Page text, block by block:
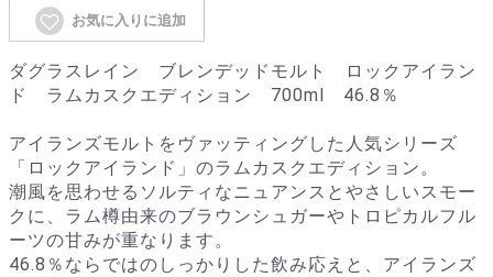
お気に入りに追加
ダグラスレイン ブレンデッドモルト ロックアイラン
ド ラムカスクエディション 700ml 46.8％
アイランズモルトをヴァッティングした人気シリーズ
「ロックアイランド」のラムカスクエディション。
潮風を思わせるソルティなニュアンスとやさしいスモー
クに、ラム樽由来のブラウンシュガーやトロピカルフル
ーツの甘みが重なります。
46.8％ならではのしっかりした飲み応えと、アイランズ